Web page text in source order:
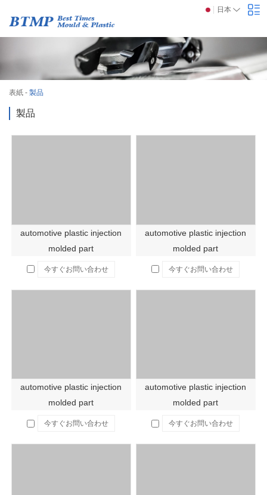
日本
表紙 - 製品
製品
automotive plastic injection
molded part
今すぐお問い合わせ
automotive plastic injection
molded part
今すぐお問い合わせ
automotive plastic injection
molded part
今すぐお問い合わせ
automotive plastic injection
molded part
今すぐお問い合わせ